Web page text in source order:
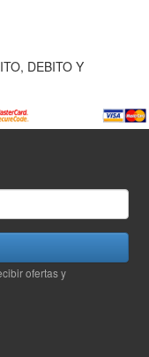
DEBITO Y
ofertas y